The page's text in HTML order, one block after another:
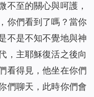
不至的關心與呵護，
你們看到了嗎？當你
不是不知不覺地與神
，主耶穌復活之後向
看得見，他坐在你們
們聊天，此時你們會